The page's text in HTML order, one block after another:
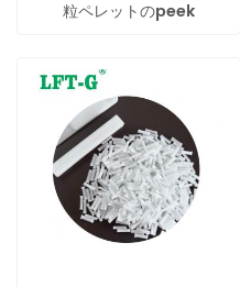
粒ペレットのpeek